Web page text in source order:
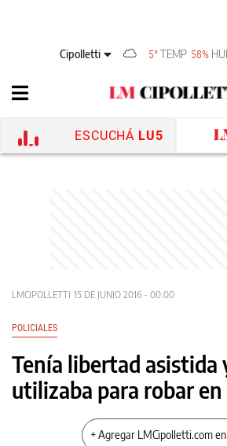
Cipolletti 5° TEMP 58%
ESCUCHÁ LU5
LMCIPOLLETTI 15 DE JUNIO 2016 - 00:00
POLICIALES
Tenía libertad asistida
utilizaba para robar
+ Agregar LMCipolletti.com en